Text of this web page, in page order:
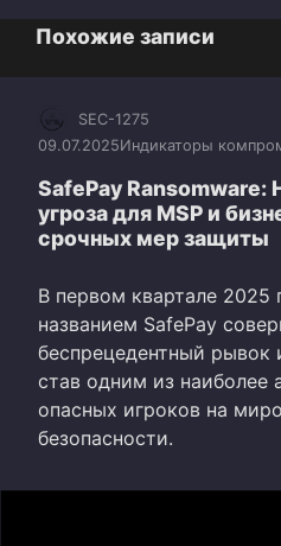
Похожие записи
SEC-1275
09.07.2025Индикаторы
SafePay Ransomware:
угроза для MSP и
срочных мер защиты
В первом квартале 2025
названием SafePay
беспрецедентный рывок
став одним из наиболее
опасных игроков на
безопасности.